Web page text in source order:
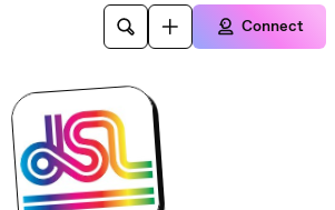
Connect